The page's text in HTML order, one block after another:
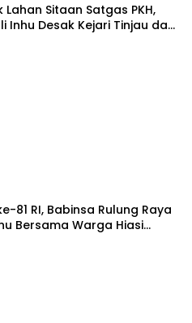
Lahan Sitaan Satgas PKH,
Inhu Desak Kejari Tinjau dan
81 RI, Babinsa Rulung Raya
Bersama Warga Hiasi